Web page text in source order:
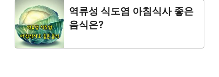
역류성 식도염 아침식사 좋은
음식은?